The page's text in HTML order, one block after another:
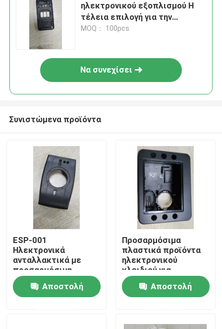
Σπίτι
Σχετικά με εμάς
ηλεκτρονικού εξοπλισμού Η
τέλεια επιλογή για την
επιχείρησή σας
MOQ： 100pcs
Να συνεχίσει
Συνιστώμενα προϊόντα
ESP-001
Ηλεκτρονικά
ανταλλακτικά με
προσαρμόσιμη
σύνδεση / USB
Αποστολή
Προσαρμόσιμα
πλαστικά προϊόντα
ηλεκτρονικού
κλειδιού για
διάφορες εφαρμογές
Αποστολή